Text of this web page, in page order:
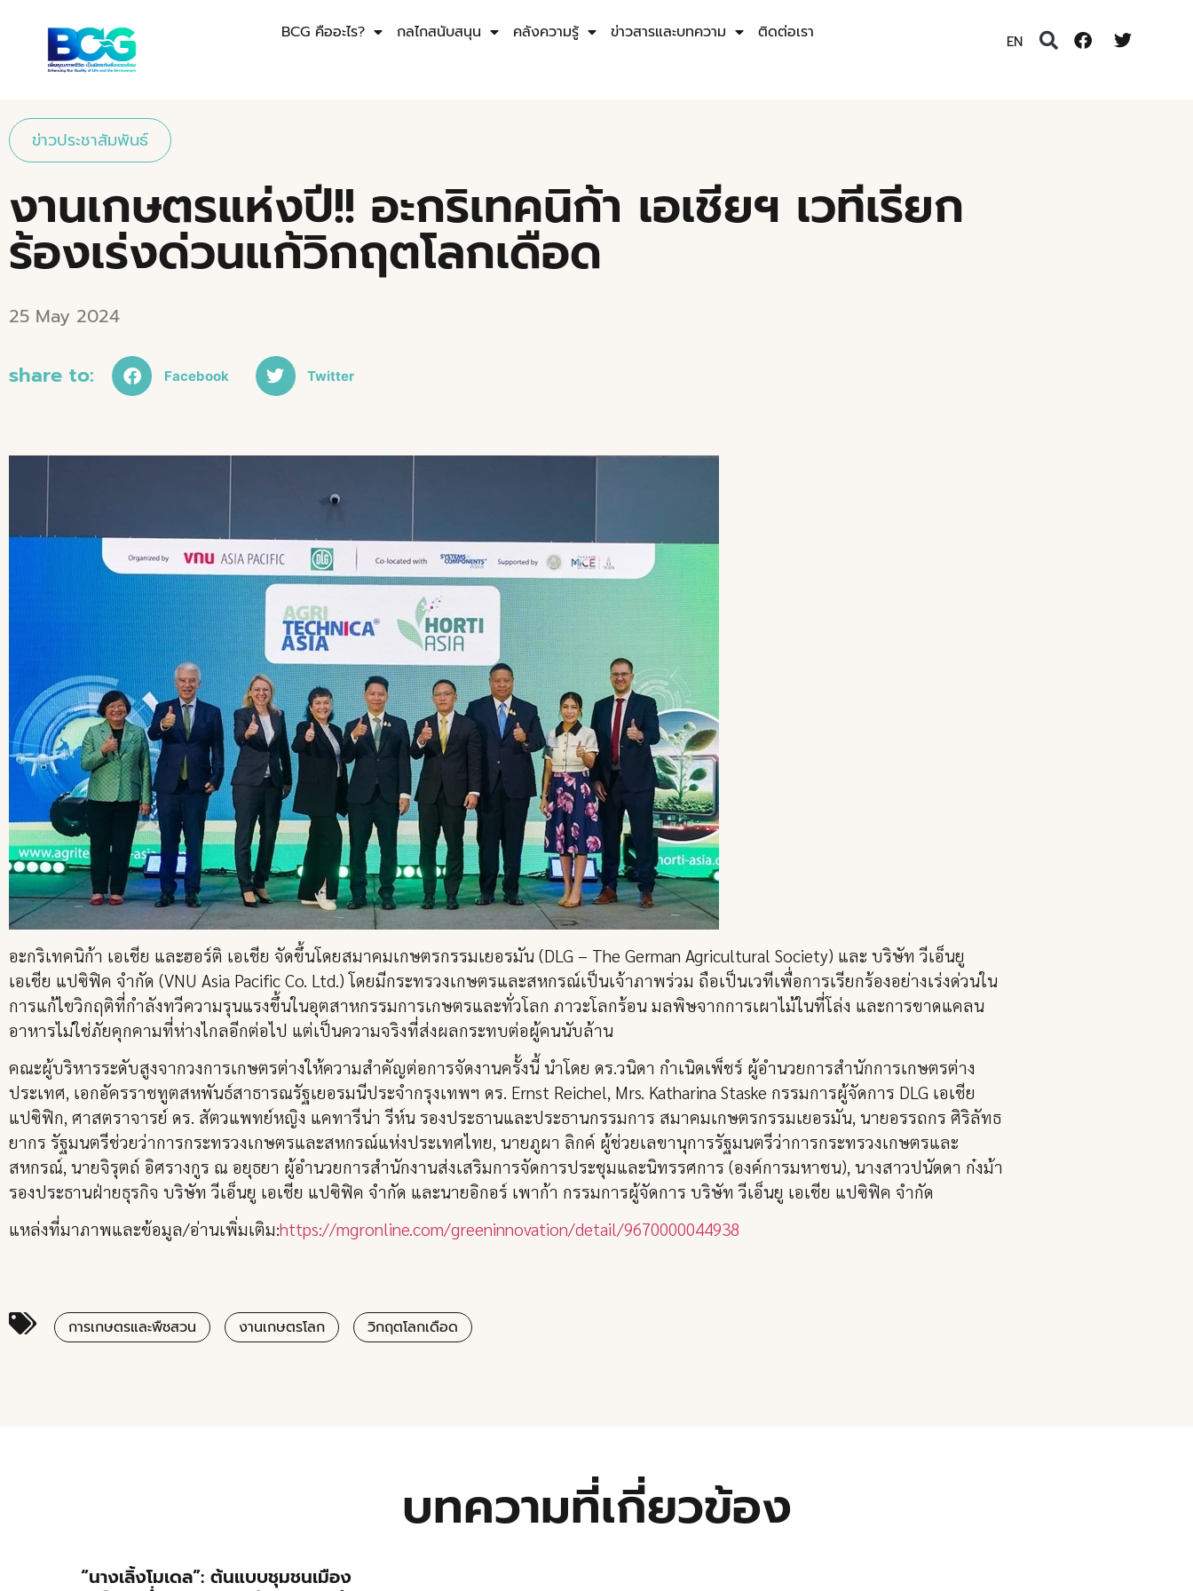
BCG คืออะไร? กลไกสนับสนุน คลังความรู้ ข่าวสารและบทความ ติดต่อเรา EN
ข่าวประชาสัมพันธ์
งานเกษตรแห่งปี!! อะกริเทคนิก้า เอเชียฯ เวทีเรียก
ร้องเร่งด่วนแก้วิกฤตโลกเดือด
25 May 2024
share to: Facebook Twitter
อะกริเทคนิก้า เอเชีย และฮอร์ติ เอเชีย จัดขึ้นโดยสมาคมเกษตรกรรมเยอรมัน (DLG – The German Agricultural Society) และ บริษัท วีเอ็นยู
เอเชีย แปซิฟิค จำกัด (VNU Asia Pacific Co. Ltd.) โดยมีกระทรวงเกษตรและสหกรณ์เป็นเจ้าภาพร่วม ถือเป็นเวทีเพื่อการเรียกร้องอย่างเร่งด่วนใน
การแก้ไขวิกฤติที่กำลังทวีความรุนแรงขึ้นในอุตสาหกรรมการเกษตรและทั่วโลก ภาวะโลกร้อน มลพิษจากการเผาไม้ในที่โล่ง และการขาดแคลน
อาหารไม่ใช่ภัยคุกคามที่ห่างไกลอีกต่อไป แต่เป็นความจริงที่ส่งผลกระทบต่อผู้คนนับล้าน
คณะผู้บริหารระดับสูงจากวงการเกษตรต่างให้ความสำคัญต่อการจัดงานครั้งนี้ นำโดย ดร.วนิดา กำเนิดเพ็ชร์ ผู้อำนวยการสำนักการเกษตรต่าง
ประเทศ, เอกอัครราชทูตสหพันธ์สาธารณรัฐเยอรมนีประจำกรุงเทพฯ ดร. Ernst Reichel, Mrs. Katharina Staske กรรมการผู้จัดการ DLG เอเชีย
แปซิฟิก, ศาสตราจารย์ ดร. สัตวแพทย์หญิง แคทารีน่า รีห์น รองประธานและประธานกรรมการ สมาคมเกษตรกรรมเยอรมัน, นายอรรถกร ศิริลัทธ
ยากร รัฐมนตรีช่วยว่าการกระทรวงเกษตรและสหกรณ์แห่งประเทศไทย, นายภูผา ลิกค์ ผู้ช่วยเลขานุการรัฐมนตรีว่าการกระทรวงเกษตรและ
สหกรณ์, นายจิรุตถ์ อิศรางกูร ณ อยุธยา ผู้อำนวยการสำนักงานส่งเสริมการจัดการประชุมและนิทรรศการ (องค์การมหาชน), นางสาวปนัดดา ก๋งม้า
รองประธานฝ่ายธุรกิจ บริษัท วีเอ็นยู เอเชีย แปซิฟิค จำกัด และนายอิกอร์ เพาก้า กรรมการผู้จัดการ บริษัท วีเอ็นยู เอเชีย แปซิฟิค จำกัด
แหล่งที่มาภาพและข้อมูล/อ่านเพิ่มเติม:https://mgronline.com/greeninnovation/detail/9670000044938
การเกษตรและพืชสวน งานเกษตรโลก วิกฤตโลกเดือด
บทความที่เกี่ยวข้อง
“นางเลิ้งโมเดล”: ต้นแบบชุมชนเมือง